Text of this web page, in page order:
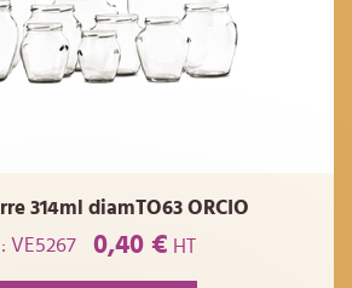
314ml diamTO63 ORCIO
VE5267
0,40 € HT